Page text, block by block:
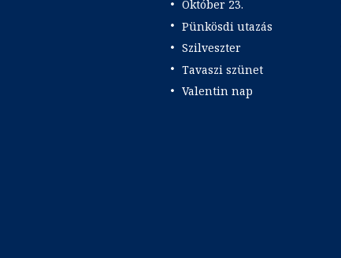
Október 23.
Pünkösdi utazás
Szilveszter
Tavaszi szünet
Valentin nap